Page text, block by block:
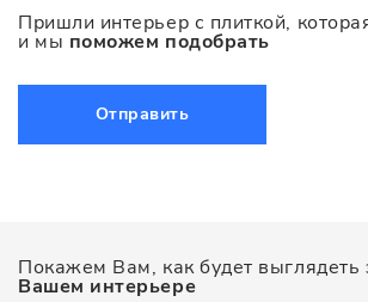
Пришли интерьер с плиткой,
и мы поможем подобрать
Отправить
Покажем Вам, как будет выглядеть
Вашем интерьере